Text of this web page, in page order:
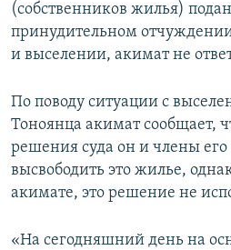
(собственников жилья)
принудительном
и выселении, акимат не
По поводу ситуации с
Тоноянца акимат сообщает,
решения суда он и члены
высвободить это жилье,
акимате, это решение не
«На сегодняшний день на